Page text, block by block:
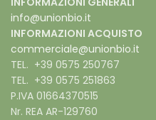
info@unionbio.it
INFORMAZIONI ACQUISTO
commerciale@unionbio.it
TEL. +39 0575 250767
TEL. +39 0575 251863
P.IVA 01664370515
Nr. REA AR-129760